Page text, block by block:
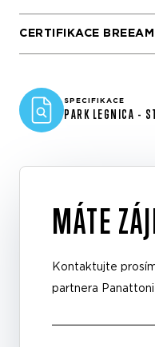
CERTIFIKACE BREEAM
SPECIFIKACE
PARK LEGNICA -
MÁTE
Kontaktujte
partnera